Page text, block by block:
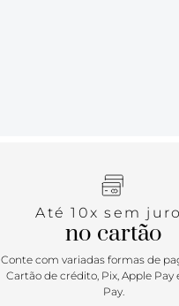
Até 10x sem
no cartão
Conte com variadas formas de
Cartão de crédito, Pix, Apple Pay
Pay.